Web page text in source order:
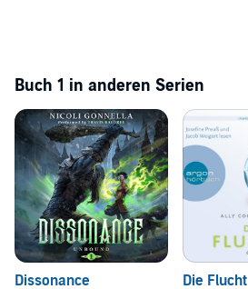
Buch 1 in anderen Serien
Dissonance
Die Flucht